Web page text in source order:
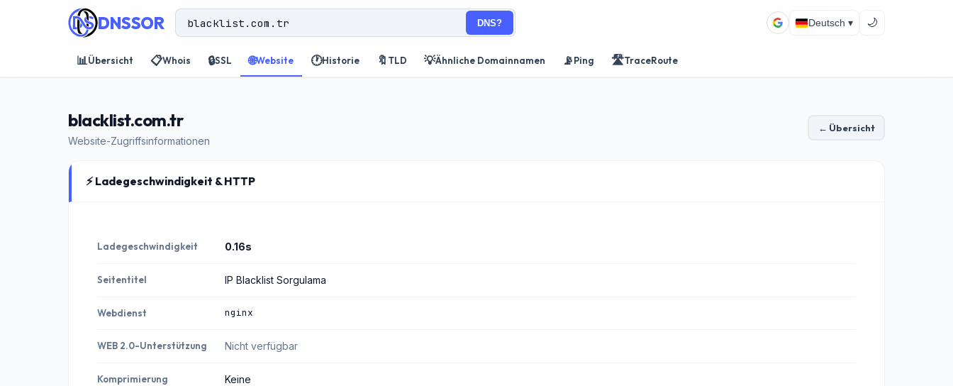
DNSSOR DNS? Deutsch ▾ 🌙
📊Übersicht 📋Whois 🔒SSL 🌐Website 🕐Historie 🔖 TLD 💡Ähnliche Domainnamen 📡Ping 🛣️TraceRoute
blacklist.com.tr
Website-Zugriffsinformationen
← Übersicht
⚡ Ladegeschwindigkeit & HTTP
Ladegeschwindigkeit 0.16s
Seitentitel IP Blacklist Sorgulama
Webdienst nginx
WEB 2.0-Unterstützung Nicht verfügbar
Komprimierung Keine